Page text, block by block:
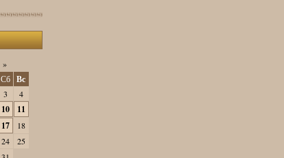
»
Сб Вс
3
4
10 11
17
18
24
25